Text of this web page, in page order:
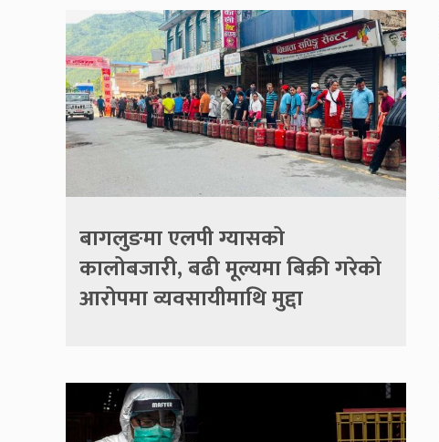
बागलुङमा एलपी ग्यासको
कालोबजारी, बढी मूल्यमा बिक्री गरेको
आरोपमा व्यवसायीमाथि मुद्दा